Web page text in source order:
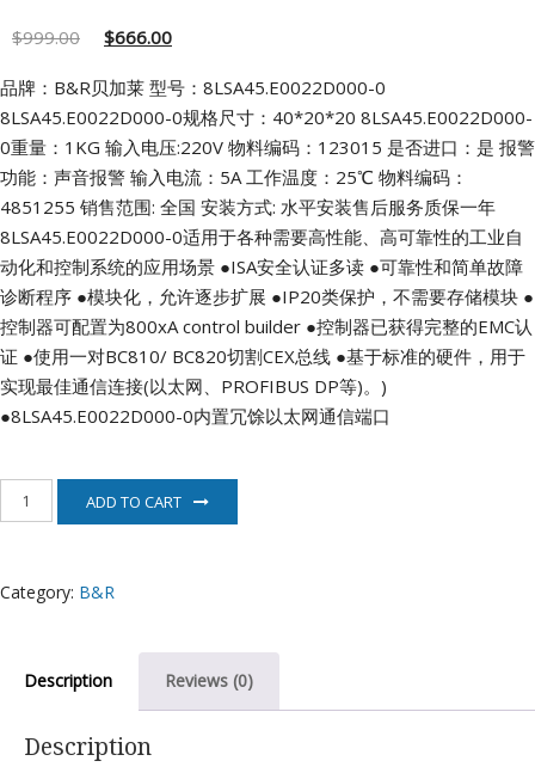
$999.00 $666.00
品牌：B&R贝加莱 型号：8LSA45.E0022D000-0
8LSA45.E0022D000-0规格尺寸：40*20*20 8LSA45.E0022D000-
0重量：1KG 输入电压:220V 物料编码：123015 是否进口：是 报警
功能：声音报警 输入电流：5A工作温度：25℃ 物料编码：
4851255 销售范围: 全国 安装方式: 水平安装售后服务质保一年
8LSA45.E0022D000-0适用于各种需要高性能、高可靠性的工业自
动化和控制系统的应用场景 ●ISA安全认证多读 ●可靠性和简单故障
诊断程序 ●模块化，允许逐步扩展 ●IP20类保护，不需要存储模块 ●
控制器可配置为800xA control builder ●控制器已获得完整的EMC认
证 ●使用一对BC810/ BC820切割CEX总线 ●基于标准的硬件，用于
实现最佳通信连接(以太网、PROFIBUS DP等)。)
●8LSA45.E0022D000-0内置冗馀以太网通信端口
机
ADD TO CART
Category: B&R
Description Reviews (0)
Description